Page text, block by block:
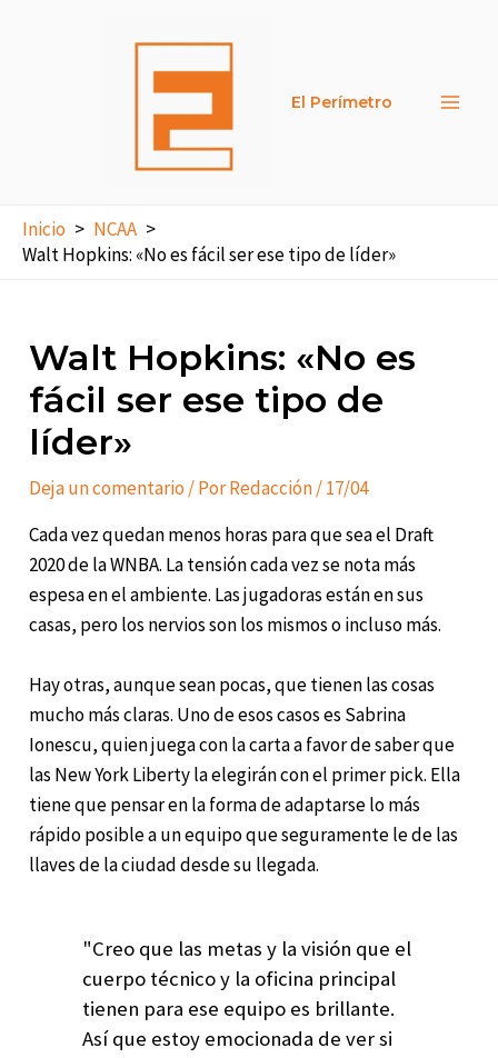
El Perímetro
Inicio
NCAA
Walt Hopkins: «No es fácil ser ese tipo de líder»
Walt Hopkins: «No es
fácil ser ese tipo de
líder»
Deja un comentario / PorRedacción/17/04
Cada vez quedan menos horas para que sea el Draft
2020 de la WNBA. La tensión cada vez se nota más
espesa en el ambiente. Las jugadoras están en sus
casas, pero los nervios son los mismos o incluso más.
Hay otras, aunque sean pocas, que tienen las cosas
mucho más claras. Uno de esos casos es Sabrina
Ionescu, quien juega con la carta a favor de saber que
las New York Liberty la elegirán con el primer pick. Ella
tiene que pensar en la forma de adaptarse lo más
rápido posible a un equipo que seguramente le de las
llaves de la ciudad desde su llegada.
"Creo que las metas y la visión que el
cuerpo técnico y la oficina principal
tienen para ese equipo es brillante.
Así que estoy emocionada de ver si